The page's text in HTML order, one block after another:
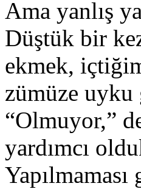
A­ma yan­lış
Düş­tük bir
ek­mek,
zü­mü­ze
“Olmuyor,”­­
yar­dım­cı